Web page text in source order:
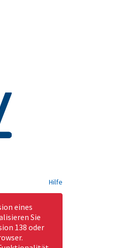
Hilfe
eines
Sie
138 oder